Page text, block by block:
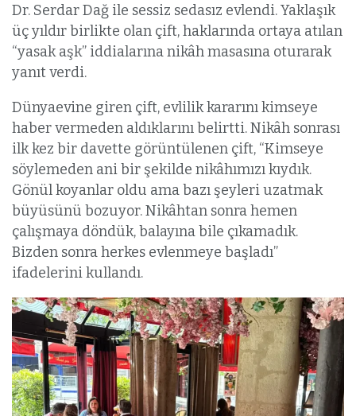
Dr. Serdar Dağ ile sessiz sedasız evlendi. Yaklaşık
üç yıldır birlikte olan çift, haklarında ortaya atılan
“yasak aşk” iddialarına nikâh masasına oturarak
yanıt verdi.
Dünyaevine giren çift, evlilik kararını kimseye
haber vermeden aldıklarını belirtti. Nikâh sonrası
ilk kez bir davette görüntülenen çift, “Kimseye
söylemeden ani bir şekilde nikâhımızı kıydık.
Gönül koyanlar oldu ama bazı şeyleri uzatmak
büyüsünü bozuyor. Nikâhtan sonra hemen
çalışmaya döndük, balayına bile çıkamadık.
Bizden sonra herkes evlenmeye başladı”
ifadelerini kullandı.